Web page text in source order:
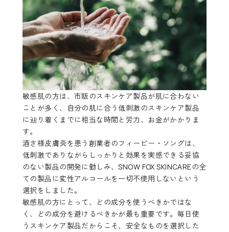
敏感肌の方は、市販のスキンケア製品が肌に合わない
ことが多く、自分の肌に合う低刺激のスキンケア製品
に辿り着くまでに相当な時間と労力、お金がかかりま
す。
酒さ様皮膚炎を患う創業者のフィービー・ソングは、
低刺激でありながらしっかりと効果を実感できる妥協
のない製品の開発に勤しみ、SNOW FOX SKINCAREの全
ての製品に変性アルコールを一切不使用しないという
選択をしました。
敏感肌の方にとって、どの成分を使うべきかではな
く、どの成分を避けるべきかが最も重要です。毎日使
うスキンケア製品だからこそ、安全なものを選択した